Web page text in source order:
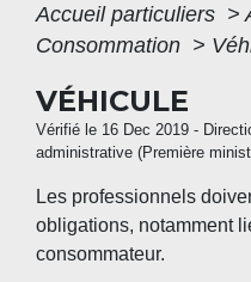
Accueil particuliers >
Consommation >
VÉHICULE
Vérifié le 16 Dec 2019 -
administrative (Première
Les professionnels
obligations, notamment
consommateur.